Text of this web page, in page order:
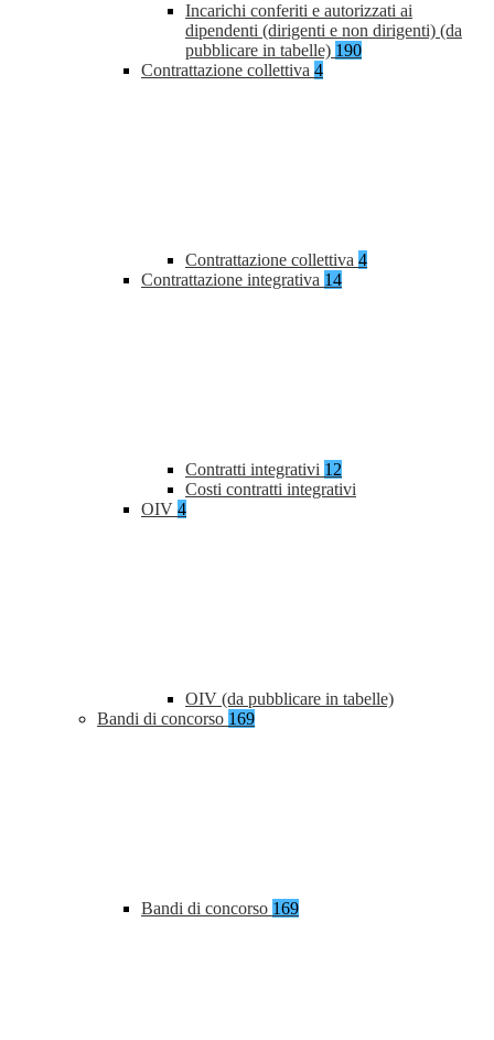
Incarichi conferiti e autorizzati ai
dipendenti (dirigenti e non dirigenti) (da
pubblicare in tabelle) 190
Contrattazione collettiva 4
Contrattazione collettiva 4
Contrattazione integrativa 14
Contratti integrativi 12
Costi contratti integrativi
OIV 4
OIV (da pubblicare in tabelle)
Bandi di concorso 169
Bandi di concorso 169